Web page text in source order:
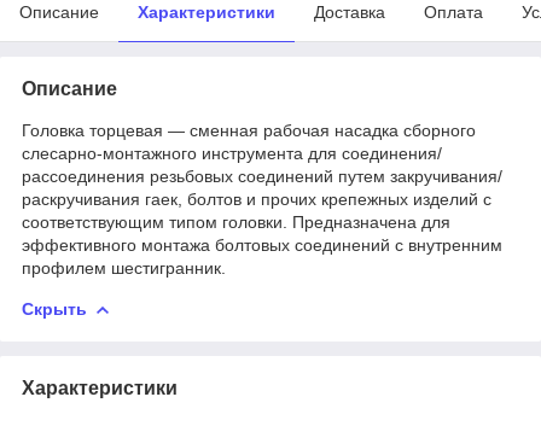
Описание Характеристики Доставка Оплата
Описание
Головка торцевая — сменная рабочая насадка сборного
слесарно-монтажного инструмента для соединения/
рассоединения резьбовых соединений путем закручивания/
раскручивания гаек, болтов и прочих крепежных изделий с
соответствующим типом головки. Предназначена для
эффективного монтажа болтовых соединений с внутренним
профилем шестигранник.
Скрыть
Характеристики